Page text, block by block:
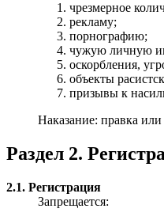
чрезмерное
рекламу;
порнографию;
чужую личную
оскорбления,
объекты
призывы к
Наказание: правка
Раздел 2.
2.1. Регистрация
Запрещается: